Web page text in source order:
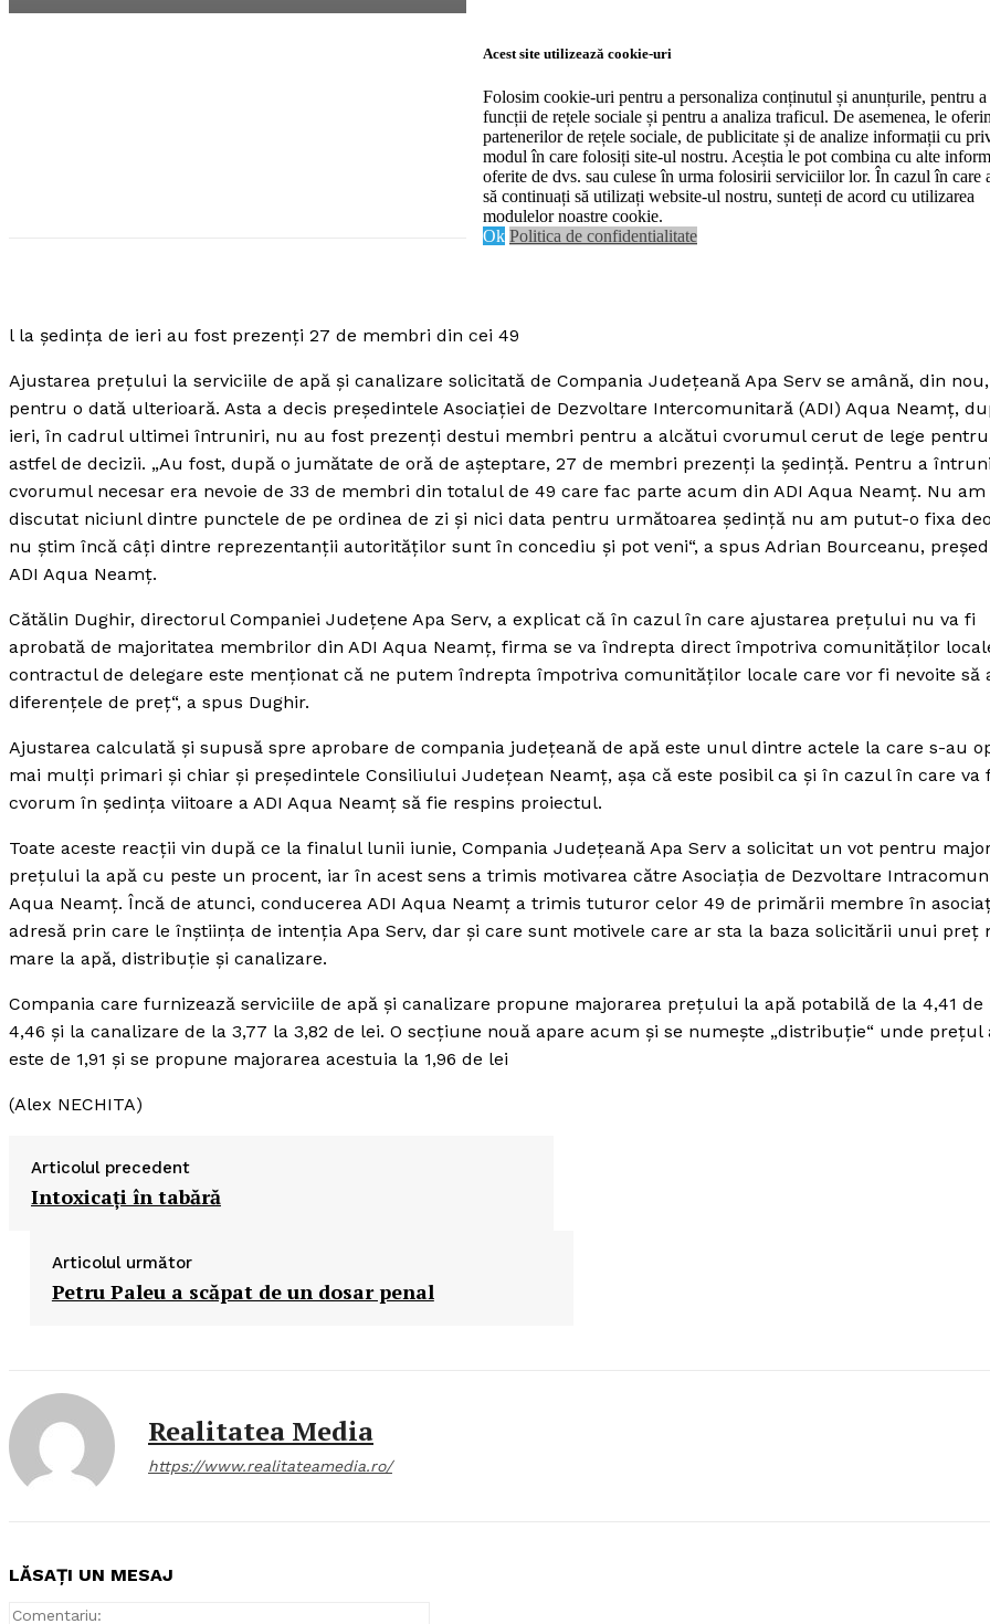
Magazine PRO
About
Contact us
Subscription Plans
De: Realitatea Media Data: august 12, 2015
l la şedinţa de ieri au fost prezenţi 27 de membri din cei 49
Ajustarea preţului la serviciile de apă şi canalizare solicitată de Compania Judeţeană Apa Serv se amână, din nou,
pentru o dată ulterioară. Asta a decis preşedintele Asociaţiei de Dezvoltare Intercomunitară (ADI) Aqua Neamţ,
ieri, în cadrul ultimei întruniri, nu au fost prezenţi destui membri pentru a alcătui cvorumul cerut de lege
astfel de decizii. „Au fost, după o jumătate de oră de aşteptare, 27 de membri prezenţi la şedinţă. Pentru a întruni
cvorumul necesar era nevoie de 33 de membri din totalul de 49 care fac parte acum din ADI Aqua Neamţ. Nu am
discutat niciunl dintre punctele de pe ordinea de zi şi nici data pentru următoarea şedinţă nu am putut-o fixa
nu ştim încă câţi dintre reprezentanţii autorităţilor sunt în concediu şi pot veni“, a spus Adrian Bourceanu,
ADI Aqua Neamţ.
Cătălin Dughir, directorul Companiei Judeţene Apa Serv, a explicat că în cazul în care ajustarea preţului nu va fi
aprobată de majoritatea membrilor din ADI Aqua Neamţ, firma se va îndrepta direct împotriva comunităţilor
contractul de delegare este menţionat că ne putem îndrepta împotriva comunităţilor locale care vor fi nevoite să
diferenţele de preţ“, a spus Dughir.
Ajustarea calculată şi supusă spre aprobare de compania judeţeană de apă este unul dintre actele la care s-au
mai mulţi primari şi chiar şi preşedintele Consiliului Judeţean Neamţ, aşa că este posibil ca şi în cazul în care va
cvorum în şedinţa viitoare a ADI Aqua Neamţ să fie respins proiectul.
Toate aceste reacţii vin după ce la finalul lunii iunie, Compania Judeţeană Apa Serv a solicitat un vot pentru
preţului la apă cu peste un procent, iar în acest sens a trimis motivarea către Asociaţia de Dezvoltare
Aqua Neamţ. Încă de atunci, conducerea ADI Aqua Neamţ a trimis tuturor celor 49 de primării membre în
adresă prin care le înştiinţa de intenţia Apa Serv, dar şi care sunt motivele care ar sta la baza solicitării unui preţ
mare la apă, distribuţie şi canalizare.
Compania care furnizează serviciile de apă şi canalizare propune majorarea preţului la apă potabilă de la 4,41 de
4,46 şi la canalizare de la 3,77 la 3,82 de lei. O secţiune nouă apare acum şi se numeşte „distribuţie“ unde preţul
este de 1,91 şi se propune majorarea acestuia la 1,96 de lei
(Alex NECHITA)
Articolul precedent
Intoxicaţi în tabără
Articolul următor
Petru Paleu a scăpat de un dosar penal
Realitatea Media
https://www.realitateamedia.ro/
LĂSAȚI UN MESAJ
Acest site utilizează cookie-uri
Folosim cookie-uri pentru a personaliza conținutul și anunțurile, pentru
funcții de rețele sociale și pentru a analiza traficul. De asemenea, le
partenerilor de rețele sociale, de publicitate și de analize informații cu
modul în care folosiți site-ul nostru. Aceștia le pot combina cu alte
oferite de dvs. sau culese în urma folosirii serviciilor lor. În cazul în care
să continuați să utilizați website-ul nostru, sunteți de acord cu utilizarea
modulelor noastre cookie.
Ok Politica de confidentialitate